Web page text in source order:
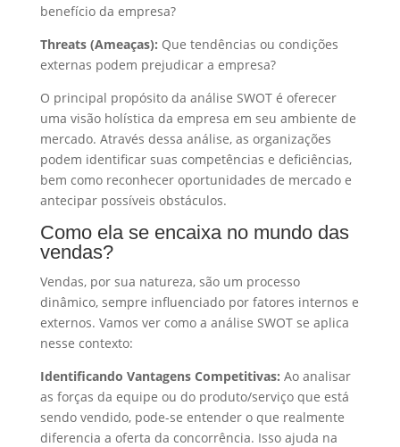
benefício da empresa?
Threats (Ameaças): Que tendências ou condições
externas podem prejudicar a empresa?
O principal propósito da análise SWOT é oferecer
uma visão holística da empresa em seu ambiente de
mercado. Através dessa análise, as organizações
podem identificar suas competências e deficiências,
bem como reconhecer oportunidades de mercado e
antecipar possíveis obstáculos.
Como ela se encaixa no mundo das
vendas?
Vendas, por sua natureza, são um processo
dinâmico, sempre influenciado por fatores internos e
externos. Vamos ver como a análise SWOT se aplica
nesse contexto:
Identificando Vantagens Competitivas: Ao analisar
as forças da equipe ou do produto/serviço que está
sendo vendido, pode-se entender o que realmente
diferencia a oferta da concorrência. Isso ajuda na